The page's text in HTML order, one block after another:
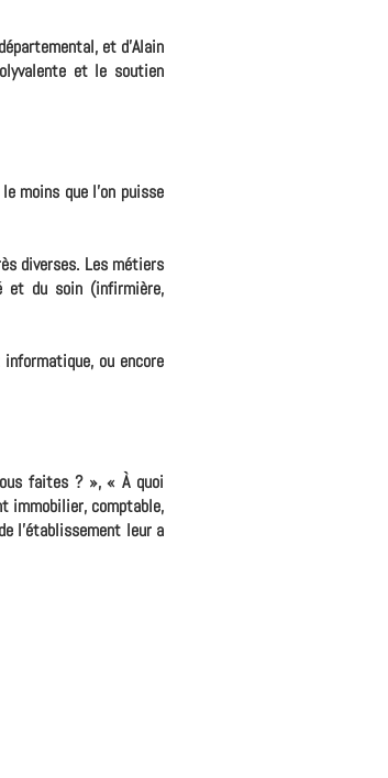
et d'Alain
et le soutien
moins que l'on puisse
diverses. Les métiers
et du soin (infirmière,
ou encore
faites ? », « À quoi
immobilier, comptable,
l'établissement leur a